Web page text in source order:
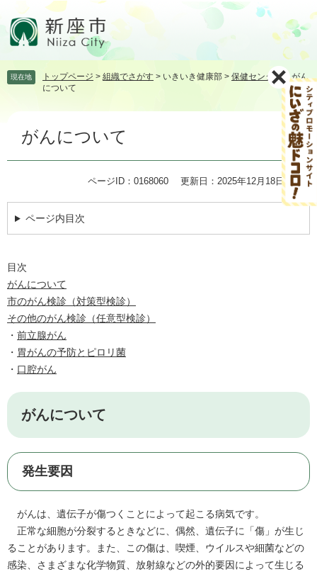
頭飛 現在地 トップページ > 組織でさがす > いきいき健康部 > 保健センター >がん
について
がんについて
ページID：0168060 更新日：2025年12月18日更新
ページ内目次
目次
がんについて
市のがん検診（対策型検診）
その他のがん検診（任意型検診）
​・ 前立腺がん
・ 胃がんの予防とピロリ菌
・ 口腔がん
がんについて
発生要因
がんは、遺伝子が傷つくことによって起こる病気です。
正常な細胞が分裂するときなどに、偶然、遺伝子に「傷」が生じ
ることがあります。また、この傷は、喫煙、ウイルスや細菌などの
感染、さまざまな化学物質、放射線などの外的要因によって生じる